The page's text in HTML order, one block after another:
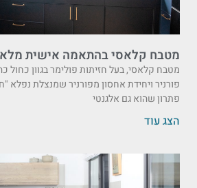
מטבח קלאסי בהתאמה אישית
מטבח קלאסי, בעל חזיתות פולימר בגוון כחול
פורניר ויחידת אחסון מפורניר שמנצלת נפלא
פתרון שהוא גם אלגנטי
הצג עוד